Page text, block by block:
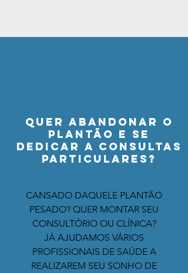
QUER ABANDONAR O
PLANTÃO E SE
DEDICAR A CONSULTAS
PARTICULARES?
CANSADO DAQUELE PLANTÃO
PESADO? QUER MONTAR SEU
CONSULTÓRIO OU CLÍNICA?
​JÁ AJUDAMOS VÁRIOS
PROFISSIONAIS DE SAÚDE A
REALIZAREM SEU SONHO DE